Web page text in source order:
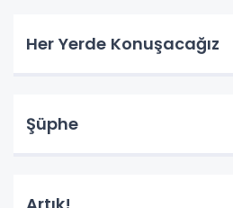
Her Yerde Konuşacağız
Şüphe